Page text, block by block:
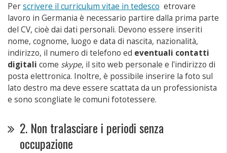
Perscrivere il curriculum vitae in tedesco etrovare
lavoro in Germania è necessario partire dalla prima parte
del CV, cioè dai dati personali. Devono essere inseriti
nome, cognome, luogo e data di nascita, nazionalità,
indirizzo, il numero di telefono ed eventuali contatti
digitali come skype, il sito web personale e l'indirizzo di
posta elettronica. Inoltre, è possibile inserire la foto sul
lato destro ma deve essere scattata da un professionista
e sono scongliate le comuni fototessere.
2. Non tralasciare i periodi senza
occupazione